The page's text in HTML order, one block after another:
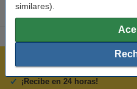
similares).
Rápido y sencillo
¡Recibe en 24 horas!